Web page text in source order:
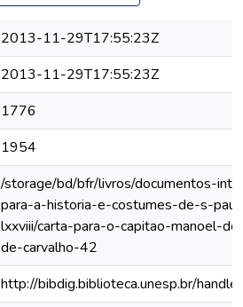
2013-11-29T17:55:23Z
2013-11-29T17:55:23Z
1776
1954
/storage/bd/bfr/livros/documentos-
para-a-historia-e-costumes-de-s-
lxxviii/carta-para-o-capitao-manoel-
de-carvalho-42
http://bibdig.biblioteca.unesp.br/